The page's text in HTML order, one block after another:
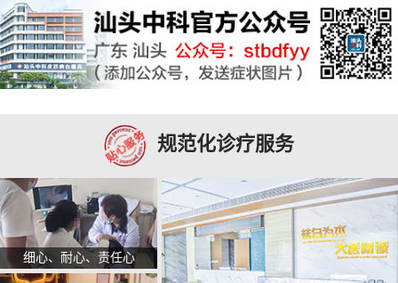
规范化诊疗服务
细心、耐心、责任心